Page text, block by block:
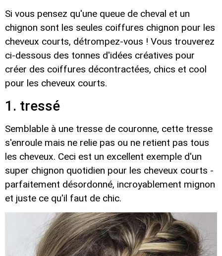
Si vous pensez qu'une queue de cheval et un
chignon sont les seules coiffures chignon pour les
cheveux courts, détrompez-vous ! Vous trouverez
ci-dessous des tonnes d'idées créatives pour
créer des coiffures décontractées, chics et cool
pour les cheveux courts.
1. tressé
Semblable à une tresse de couronne, cette tresse
s'enroule mais ne relie pas ou ne retient pas tous
les cheveux. Ceci est un excellent exemple d'un
super chignon quotidien pour les cheveux courts -
parfaitement désordonné, incroyablement mignon
et juste ce qu'il faut de chic.